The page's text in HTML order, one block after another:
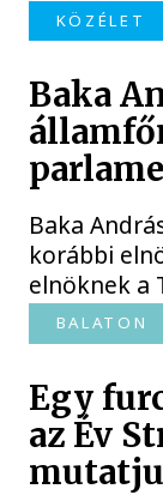
KÖZÉLET
Baka
Baka
korábbi
elnöknek a
BALATON
Egy
az Év